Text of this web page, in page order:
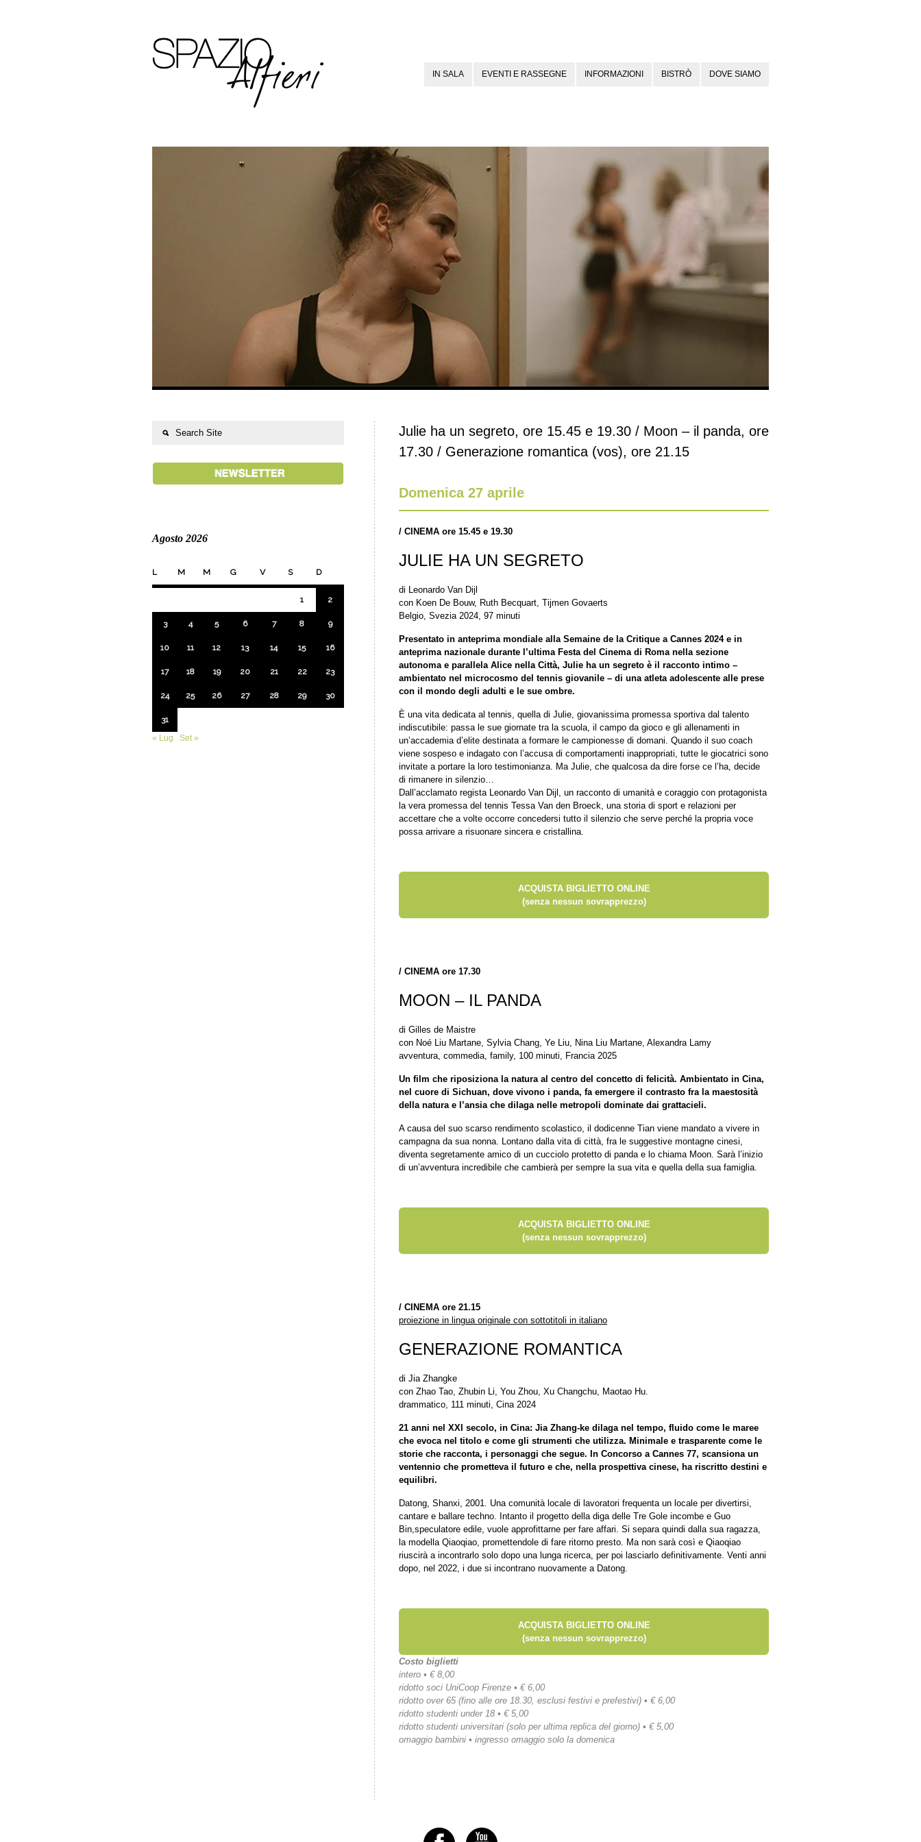
IN SALA EVENTI E RASSEGNE INFORMAZIONI BISTRÒ DOVE SIAMO
Julie ha un segreto, ore 15.45 e 19.30 / Moon – il panda, ore
17.30 / Generazione romantica (vos), ore 21.15
Domenica 27 aprile
/ CINEMA ore 15.45 e 19.30
JULIE HA UN SEGRETO
di Leonardo Van Dijl
con Koen De Bouw, Ruth Becquart, Tijmen Govaerts
Belgio, Svezia 2024, 97 minuti
Presentato in anteprima mondiale alla Semaine de la Critique a Cannes 2024 e in
anteprima nazionale durante l’ultima Festa del Cinema di Roma nella sezione
autonoma e parallela Alice nella Città, Julie ha un segreto è il racconto intimo –
ambientato nel microcosmo del tennis giovanile – di una atleta adolescente alle prese
con il mondo degli adulti e le sue ombre.
È una vita dedicata al tennis, quella di Julie, giovanissima promessa sportiva dal talento
indiscutibile: passa le sue giornate tra la scuola, il campo da gioco e gli allenamenti in
un’accademia d’elite destinata a formare le campionesse di domani. Quando il suo coach
viene sospeso e indagato con l’accusa di comportamenti inappropriati, tutte le giocatrici sono
invitate a portare la loro testimonianza. Ma Julie, che qualcosa da dire forse ce l’ha, decide
di rimanere in silenzio…
Dall’acclamato regista Leonardo Van Dijl, un racconto di umanità e coraggio con protagonista
la vera promessa del tennis Tessa Van den Broeck, una storia di sport e relazioni per
accettare che a volte occorre concedersi tutto il silenzio che serve perché la propria voce
possa arrivare a risuonare sincera e cristallina.
ACQUISTA BIGLIETTO ONLINE
(senza nessun sovrapprezzo)
/ CINEMA ore 17.30
MOON – IL PANDA
di Gilles de Maistre
con Noé Liu Martane, Sylvia Chang, Ye Liu, Nina Liu Martane, Alexandra Lamy
avventura, commedia, family, 100 minuti, Francia 2025
Un film che riposiziona la natura al centro del concetto di felicità. Ambientato in Cina,
nel cuore di Sichuan, dove vivono i panda, fa emergere il contrasto fra la maestosità
della natura e l’ansia che dilaga nelle metropoli dominate dai grattacieli.
A causa del suo scarso rendimento scolastico, il dodicenne Tian viene mandato a vivere in
campagna da sua nonna. Lontano dalla vita di città, fra le suggestive montagne cinesi,
diventa segretamente amico di un cucciolo protetto di panda e lo chiama Moon. Sarà l’inizio
di un’avventura incredibile che cambierà per sempre la sua vita e quella della sua famiglia.
ACQUISTA BIGLIETTO ONLINE
(senza nessun sovrapprezzo)
/ CINEMA ore 21.15
proiezione in lingua originale con sottotitoli in italiano
GENERAZIONE ROMANTICA
di Jia Zhangke
con Zhao Tao, Zhubin Li, You Zhou, Xu Changchu, Maotao Hu.
drammatico, 111 minuti, Cina 2024
21 anni nel XXI secolo, in Cina: Jia Zhang-ke dilaga nel tempo, fluido come le maree
che evoca nel titolo e come gli strumenti che utilizza. Minimale e trasparente come le
storie che racconta, i personaggi che segue. In Concorso a Cannes 77, scansiona un
ventennio che prometteva il futuro e che, nella prospettiva cinese, ha riscritto destini e
equilibri.
Datong, Shanxi, 2001. Una comunità locale di lavoratori frequenta un locale per divertirsi,
cantare e ballare techno. Intanto il progetto della diga delle Tre Gole incombe e Guo
Bin,speculatore edile, vuole approfittarne per fare affari. Si separa quindi dalla sua ragazza,
la modella Qiaoqiao, promettendole di fare ritorno presto. Ma non sarà così e Qiaoqiao
riuscirà a incontrarlo solo dopo una lunga ricerca, per poi lasciarlo definitivamente. Venti anni
dopo, nel 2022, i due si incontrano nuovamente a Datong.
ACQUISTA BIGLIETTO ONLINE
(senza nessun sovrapprezzo)
Costo biglietti
intero • € 8,00
ridotto soci UniCoop Firenze • € 6,00
ridotto over 65 (fino alle ore 18.30, esclusi festivi e prefestivi) • € 6,00
ridotto studenti under 18 • € 5,00
ridotto studenti universitari (solo per ultima replica del giorno) • € 5,00
omaggio bambini • ingresso omaggio solo la domenica
Agosto 2026
L M M G V S D
1 2
3 4 5 6 7 8 9
10 11 12 13 14 15 16
17 18 19 20 21 22 23
24 25 26 27 28 29 30
31
« Lug
Set »